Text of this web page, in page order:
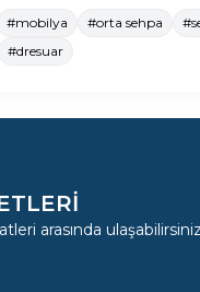
#mobilya #orta sehpa
#dresuar
arasında